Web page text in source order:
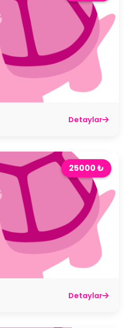
Detaylar
25000 ₺
Detaylar